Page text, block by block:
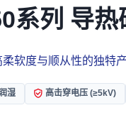
系列 导热
软度与顺从性的独特
湿 高击穿电压 (≥5kV)